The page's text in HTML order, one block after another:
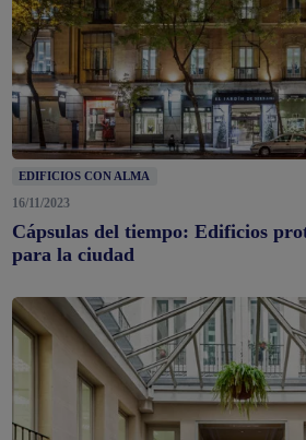
EDIFICIOS CON ALMA
16/11/2023
Cápsulas del tiempo: Edificios
para la ciudad